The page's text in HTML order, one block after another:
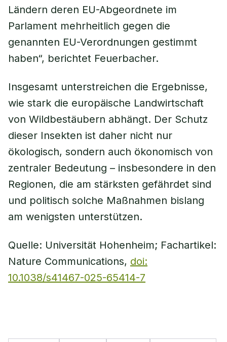
Ländern deren EU-Abgeordnete im
Parlament mehrheitlich gegen die
genannten EU-Verordnungen gestimmt
haben“, berichtet Feuerbacher.
Insgesamt unterstreichen die Ergebnisse,
wie stark die europäische Landwirtschaft
von Wildbestäubern abhängt. Der Schutz
dieser Insekten ist daher nicht nur
ökologisch, sondern auch ökonomisch von
zentraler Bedeutung – insbesondere in den
Regionen, die am stärksten gefährdet sind
und politisch solche Maßnahmen bislang
am wenigsten unterstützen.
Quelle: Universität Hohenheim; Fachartikel:
Nature Communications, doi:
10.1038/s41467-025-65414-7